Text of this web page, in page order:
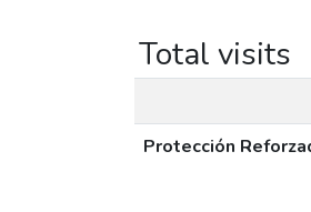
Total visits
Protección